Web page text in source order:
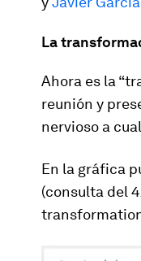
La
Ahora es la
reunión y
nervioso a
En la gráfica
(consulta del